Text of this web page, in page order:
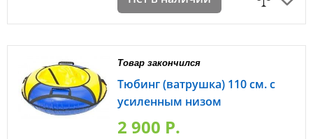
Товар закончился
Тюбинг (ватрушка) 110 см. с
усиленным низом
2 900 P.